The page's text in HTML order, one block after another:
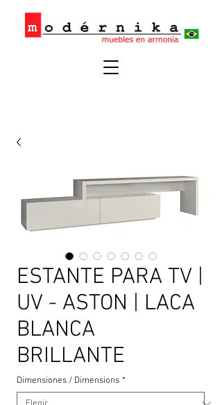
ESTANTE PARA TV |
UV - ASTON | LACA
BLANCA
BRILLANTE
Dimensiones / Dimensions *